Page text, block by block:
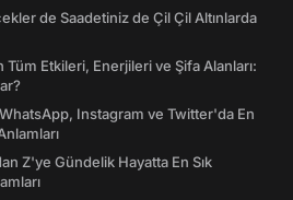
de Saadetiniz de Çil Çil Altınlarda
Tüm Etkileri, Enerjileri ve Şifa Alanları:
Instagram ve Twitter'da En
Z'ye Gündelik Hayatta En Sık